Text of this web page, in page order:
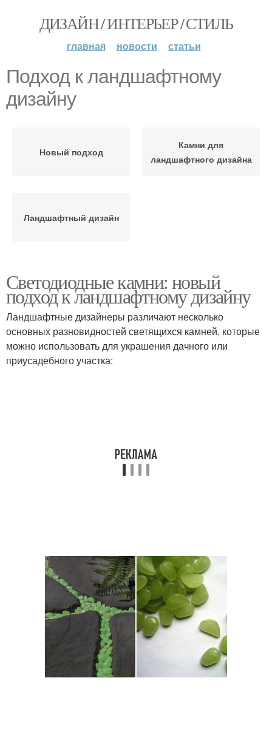
ДИЗАЙН / ИНТЕРЬЕР / СТИЛЬ
главная новости статьи
Подход к ландшафтному
дизайну
Новый подход
Камни для
ландшафтного дизайна
Ландшафтный дизайн
Светодиодные камни: новый
подход к ландшафтному дизайну
Ландшафтные дизайнеры различают несколько
основных разновидностей светящихся камней, которые
можно использовать для украшения дачного или
приусадебного участка: